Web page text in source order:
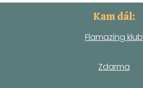
Kam dál:
Flamazing klub
Zdarma